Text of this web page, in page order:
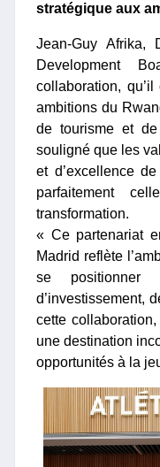
stratégique aux
Jean-Guy Afrika,
Development
collaboration,
ambitions du
de tourisme et
souligné que les
et d’excellence
parfaitement
transformation.
« Ce partenariat
Madrid reflète
se positionner
d’investissement,
cette
une destination
opportunités à la